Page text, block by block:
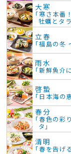
大寒
「寒さ本番
牡蠣とタ
立春
「福島の冬
雨水
「新鮮魚介
啓蟄
「日本海の
春分
「春色の彩
タ」
清明
「春を告げ